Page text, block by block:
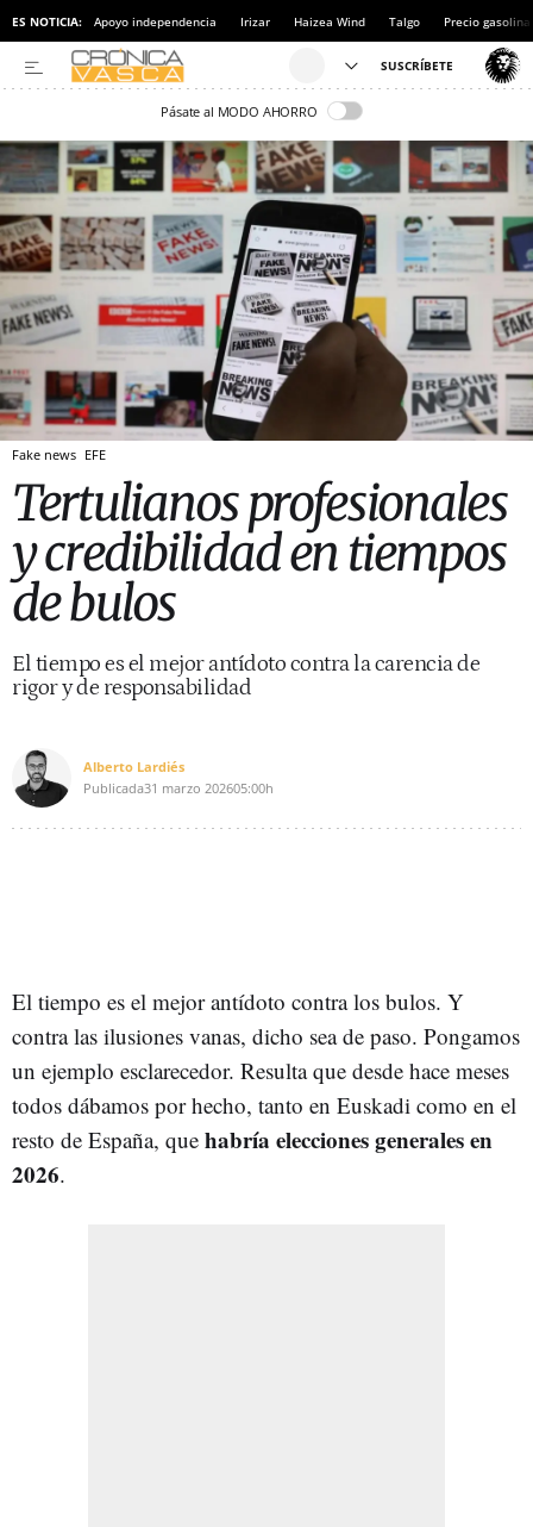
ES NOTICIA: Apoyo independencia Irizar Haizea Wind Talgo Precio gasolina
Pásate al MODO AHORRO
Fake news EFE
Tertulianos profesionales
y credibilidad en tiempos
de bulos
El tiempo es el mejor antídoto contra la carencia de
rigor y de responsabilidad
Alberto Lardiés
Publicada31 marzo 202605:00h
El tiempo es el mejor antídoto contra los bulos. Y
contra las ilusiones vanas, dicho sea de paso. Pongamos
un ejemplo esclarecedor. Resulta que desde hace meses
todos dábamos por hecho, tanto en Euskadi como en el
resto de España, que habría elecciones generales en
2026.